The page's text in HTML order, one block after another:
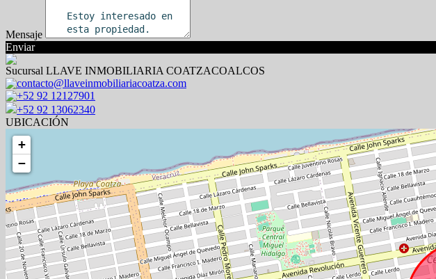
Mensaje
Enviar
Sucursal LLAVE INMOBILIARIA COATZACOALCOS
contacto@llaveinmobiliariacoatza.com
+52 92 12127901
+52 92 13062340
UBICACIÓN
+
−